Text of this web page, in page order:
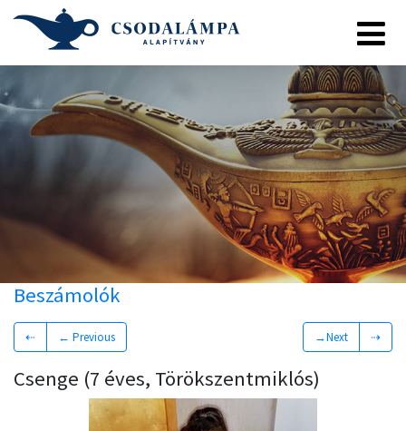
Beszámolók
⇠ ← Previous →Next ⇢
Csenge (7 éves, Törökszentmiklós)